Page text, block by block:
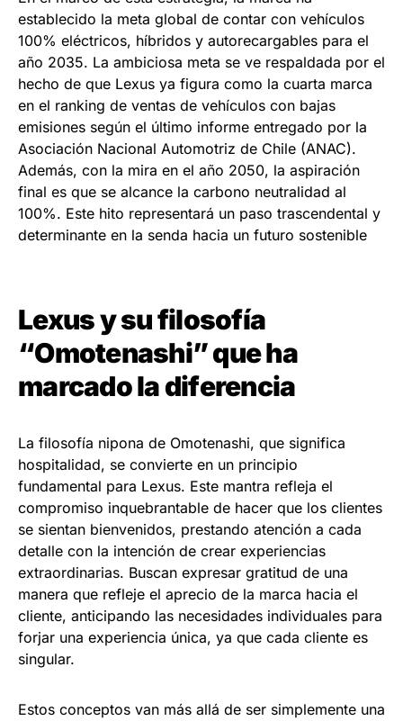
establecido la meta global de contar con vehículos
100% eléctricos, híbridos y autorecargables para el
año 2035. La ambiciosa meta se ve respaldada por el
hecho de que Lexus ya figura como la cuarta marca
en el ranking de ventas de vehículos con bajas
emisiones según el último informe entregado por la
Asociación Nacional Automotriz de Chile (ANAC).
Además, con la mira en el año 2050, la aspiración
final es que se alcance la carbono neutralidad al
100%. Este hito representará un paso trascendental y
determinante en la senda hacia un futuro sostenible
Lexus y su filosofía
“Omotenashi” que ha
marcado la diferencia
La filosofía nipona de Omotenashi, que significa
hospitalidad, se convierte en un principio
fundamental para Lexus. Este mantra refleja el
compromiso inquebrantable de hacer que los clientes
se sientan bienvenidos, prestando atención a cada
detalle con la intención de crear experiencias
extraordinarias. Buscan expresar gratitud de una
manera que refleje el aprecio de la marca hacia el
cliente, anticipando las necesidades individuales para
forjar una experiencia única, ya que cada cliente es
singular.
Estos conceptos van más allá de ser simplemente una